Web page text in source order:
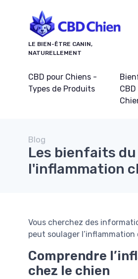
LE BIEN-ÊTRE CANIN,
NATURELLEMENT
CBD pour Chiens -
Types de Produits
Blog
Les bienfaits du
l'inflammation
Vous cherchez des
peut soulager
Comprendre
chez le chien